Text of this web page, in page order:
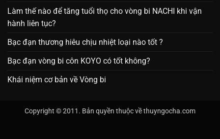
Làm thế nào để tăng tuổi thọ cho vòng bi NACHI khi vận
hành liên tục?
Bạc đạn thương hiêu chịu nhiệt loại nào tốt ?
Bạc đạn vòng bi côn KOYO có tốt không?
Khái niệm cơ bản về Vòng bi
Copyright © 2011. Bản quyền thuộc về thuyngocha.com